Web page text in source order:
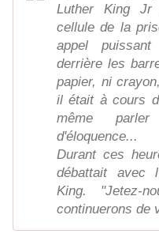
Luther King
cellule de la
appel
derrière les
papier, ni
il était à cours
même
d'éloquence...
Durant ces
débattait avec
King. "Jetez-
continuerons de